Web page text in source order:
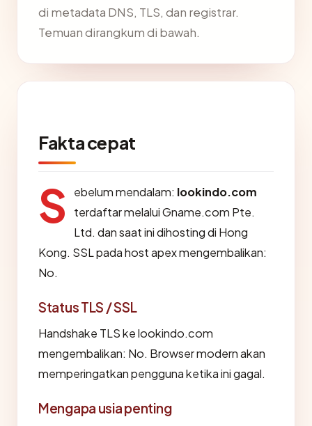
di metadata DNS, TLS, dan registrar.
Temuan dirangkum di bawah.
Fakta cepat
S ebelum mendalam: lookindo.com
terdaftar melalui Gname.com Pte.
Ltd. dan saat ini dihosting di Hong
Kong. SSL pada host apex mengembalikan:
No.
Status TLS / SSL
Handshake TLS ke lookindo.com
mengembalikan: No. Browser modern akan
memperingatkan pengguna ketika ini gagal.
Mengapa usia penting